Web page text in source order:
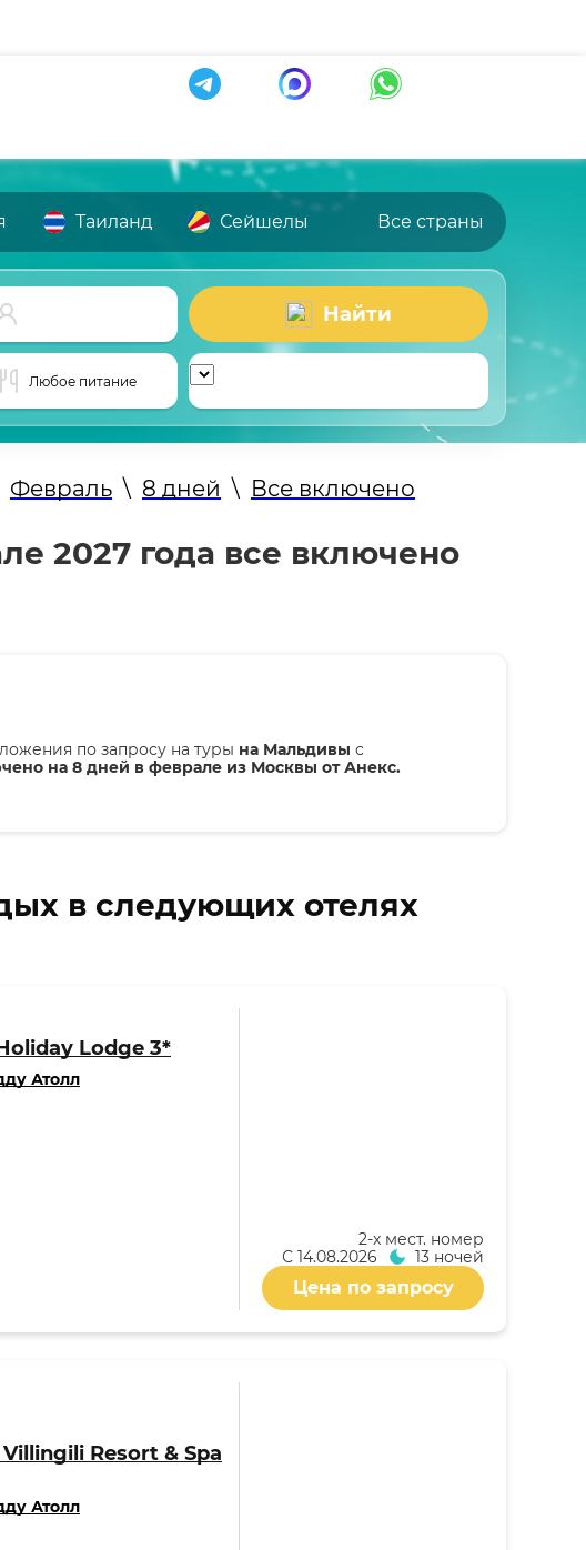
Таиланд Сейшелы Все страны
Найти
Любое питание
Февраль \ 8 дней \ Все включено
2027 года все включено
по запросу на туры на Мальдивы с
на 8 дней в феврале из Москвы от Анекс.
в следующих отелях
Lodge 3*
Атолл
2-x мест. номер
С 14.08.2026 13 ночей
Цена по запросу
Resort & Spa
Атолл